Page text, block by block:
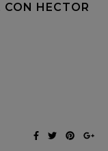
HECTOR